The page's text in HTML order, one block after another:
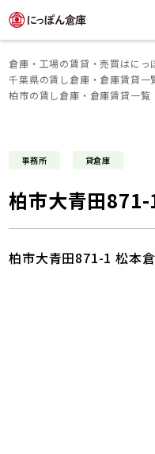
倉庫・工場の賃貸・売買はにっ
千葉県の賃し倉庫・倉庫賃貸一
柏市の賃し倉庫・倉庫賃貸一覧
事務所 貸倉庫
柏市大青田871-
柏市大青田871-1 松本